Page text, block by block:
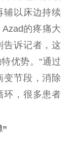
辅以床边持续
的疼痛大
告诉记者，这
优势。“通过
变节段，消除
环，很多患者